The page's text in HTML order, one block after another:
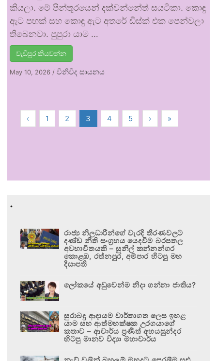
කියලා. මේ පින්තූරයෙන් දක්වන්නේත් සයටිකා. කොඳු
ඇට පහක් සහ කොඳු ඇට අතරේ ඩිස්ක් එක පෙන්වලා
තිබෙනවා. පුපුරා යාම …
වැඩිපුර කියවන්න
May 10, 2026 / විනිවිද සායනය
‹ 1 2 3 4 5 › »
.
රාජ්‍ය නිලධාරීන්ගේ වැරදි තීරණවලට
දණ්ඩ නීති සංග්‍රහය යෙදවීම බරපතල
අවභාවිතයකි – සුනිල් කන්නන්ගර
කොළඹ, රත්නපුර, අම්පාර හිටපු මහ
දිසාපති
ලෝකයේ අඩුවෙන්ම නිදා ගන්නා ජාතිය?
සුරාබදු ආදායම වාර්තාගත ලෙස ඉහළ
යාම සහ ආත්මභක්ෂක උරගයාගේ
කතාව – ආචාර්ය ප්‍රණීත් අභයසුන්දර
හිටපු මානව විද්‍යා මහාචාර්ය